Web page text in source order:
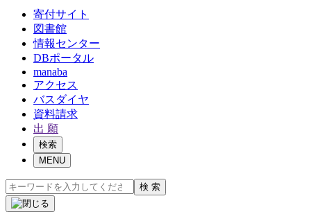
寄付サイト
図書館
情報センター
DBポータル
manaba
アクセス
バスダイヤ
資料請求
出 願
検索
MENU
検 索